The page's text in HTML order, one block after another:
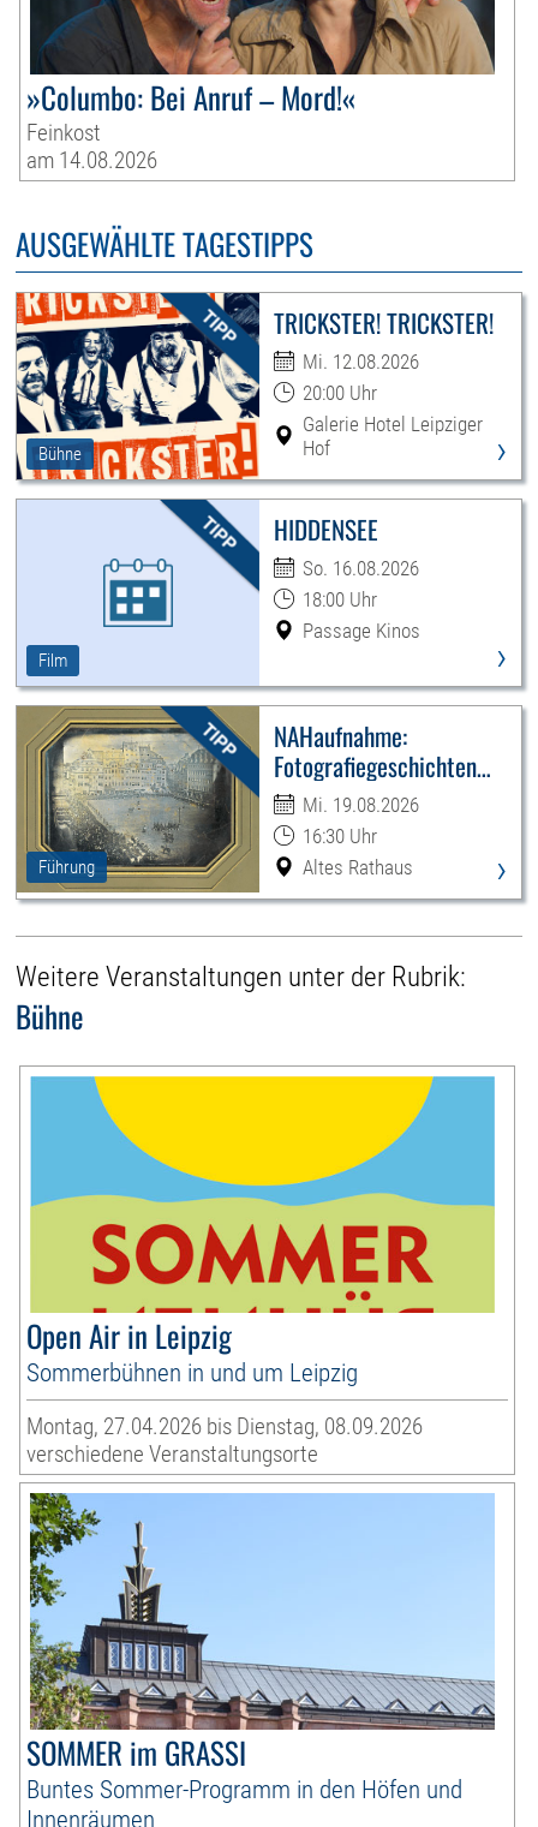
»Columbo: Bei Anruf – Mord!«
Feinkost
am 14.08.2026
AUSGEWÄHLTE TAGESTIPPS
Bühne
TRICKSTER! TRICKSTER!
Mi. 12.08.2026
20:00 Uhr
Galerie Hotel Leipziger
Hof
›
Film
HIDDENSEE
So. 16.08.2026
18:00 Uhr
Passage Kinos
›
Führung
NAHaufnahme:
Fotografiegeschichten
Leipzigs
Mi. 19.08.2026
16:30 Uhr
Altes Rathaus
›
Weitere Veranstaltungen unter der Rubrik:
Bühne
Open Air in Leipzig
Sommerbühnen in und um Leipzig
Montag, 27.04.2026 bis Dienstag, 08.09.2026
verschiedene Veranstaltungsorte
SOMMER im GRASSI
Buntes Sommer-Programm in den Höfen und
Innenräumen